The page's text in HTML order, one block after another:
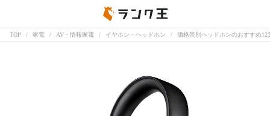
TOP 家電 AV・情報家電 イヤホン・ヘッドホン 価格帯別ヘッドホンのおすすめ